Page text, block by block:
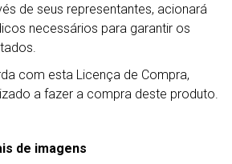
de seus representantes, acionará
necessários para garantir os
com esta Licença de Compra,
a fazer a compra deste produto.
de imagens